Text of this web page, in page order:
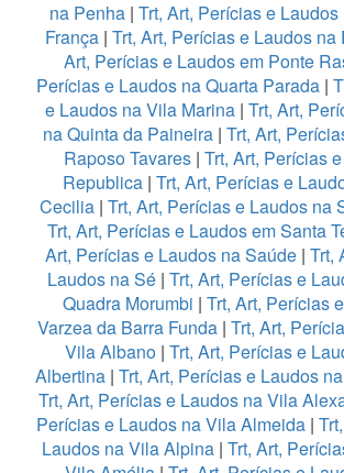
na Penha | Trt, Art, Perícias e
França | Trt, Art, Perícias e Laudos na
Art, Perícias e Laudos em Ponte
Perícias e Laudos na Quarta Parada |
e Laudos na Vila Marina| Trt, Art,
na Quinta da Paineira| Trt, Art,
Raposo Tavares | Trt, Art, Perícias
Republica| Trt, Art, Perícias e
Cecilia | Trt, Art, Perícias e Laudos na
Trt, Art, Perícias e Laudos em Santa
Art, Perícias e Laudos na Saúde | Trt,
Laudos na Sé | Trt, Art, Perícias e
Quadra Morumbi | Trt, Art, Perícias
Varzea da Barra Funda | Trt, Art,
Vila Albano| Trt, Art, Perícias e
Albertina | Trt, Art, Perícias e Laudos
Trt, Art, Perícias e Laudos na Vila
Perícias e Laudos na Vila Almeida |
Laudos na Vila Alpina | Trt, Art,